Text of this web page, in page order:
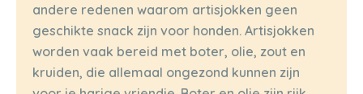
andere redenen waarom artisjokken geen
geschikte snack zijn voor honden. Artisjokken
worden vaak bereid met boter, olie, zout en
kruiden, die allemaal ongezond kunnen zijn